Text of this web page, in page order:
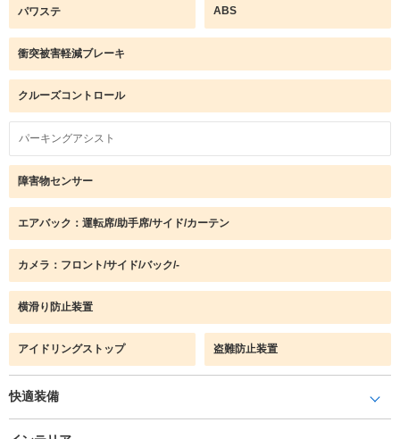
パワステ ABS
衝突被害軽減ブレーキ
クルーズコントロール
パーキングアシスト
障害物センサー
エアバック：運転席/助手席/サイド/カーテン
カメラ：フロント/サイド/バック/-
横滑り防止装置
アイドリングストップ 盗難防止装置
快適装備